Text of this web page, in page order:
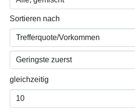
Sortieren nach
gleichzeitig